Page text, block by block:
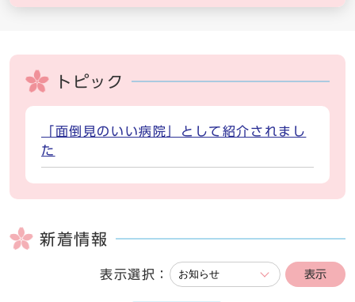
トピック
「面倒見のいい病院」として紹介されまし
た
新着情報
表示選択： 表示